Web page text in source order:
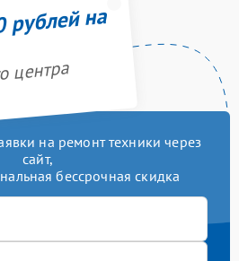
на
центра
на ремонт техники через
сайт,
бессрочная скидка